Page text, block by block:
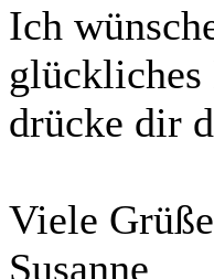
Ich
glückliches
drücke dir
Viele Grüße
Susanne